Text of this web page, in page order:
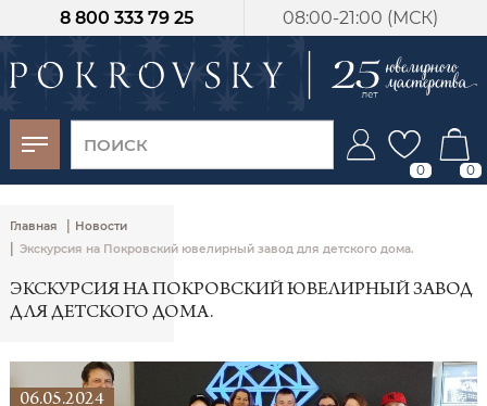
08:00-21:00 (МСК)
8 800 333 79 25
0 0
Главная | Новости
| Экскурсия на Покровский ювелирный завод для детского дома.
ЭКСКУРСИЯ НА ПОКРОВСКИЙ ЮВЕЛИРНЫЙ ЗАВОД
ДЛЯ ДЕТСКОГО ДОМА.
06.05.2024
-30%
от 15 дней с
момента оплаты